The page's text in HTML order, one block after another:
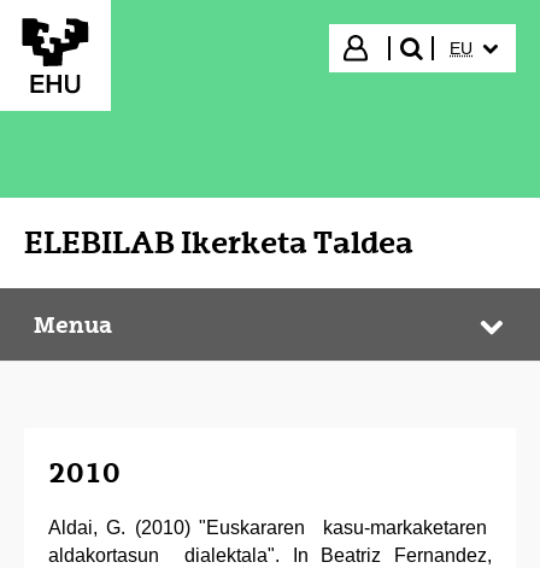
Eduki nagusira joan
Hasi saioa
bilatu"
EU
ELEBILAB Ikerketa Taldea
ELEBILAB Ikerketa Taldea
Menua
2010
Aldai, G. (2010) "Euskararen kasu-markaketaren
aldakortasun dialektala". In Beatriz Fernandez,